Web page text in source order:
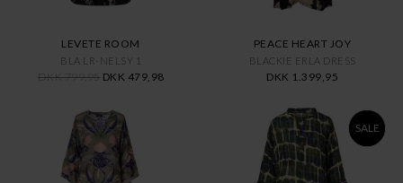
LEVETE ROOM
BLA LR-NELSY 1
DKK 799,95 DKK 479,98
PEACE HEART JOY
BLACKIE ERLA DRESS
DKK 1.399,95
SALE